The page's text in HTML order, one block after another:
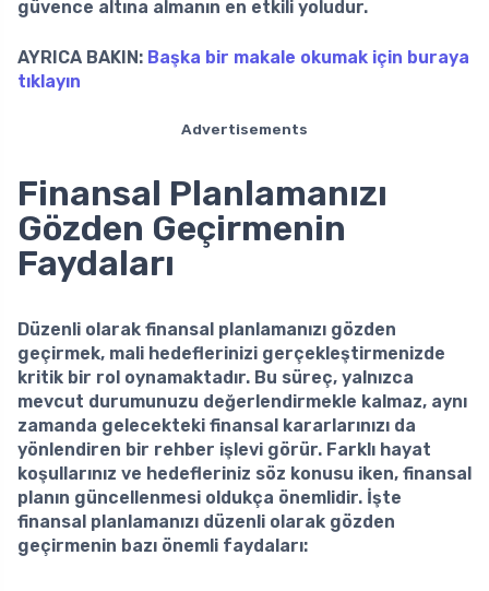
güvence altına almanın en etkili yoludur.
AYRICA BAKIN: Başka bir makale okumak için buraya
tıklayın
Advertisements
Finansal Planlamanızı
Gözden Geçirmenin
Faydaları
Düzenli olarak finansal planlamanızı gözden
geçirmek, mali hedeflerinizi gerçekleştirmenizde
kritik bir rol oynamaktadır. Bu süreç, yalnızca
mevcut durumunuzu değerlendirmekle kalmaz, aynı
zamanda gelecekteki finansal kararlarınızı da
yönlendiren bir rehber işlevi görür. Farklı hayat
koşullarınız ve hedefleriniz söz konusu iken, finansal
planın güncellenmesi oldukça önemlidir. İşte
finansal planlamanızı düzenli olarak gözden
geçirmenin bazı önemli faydaları: